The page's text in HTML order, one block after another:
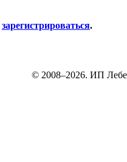
зарегистрироваться.
© 2008–2026. ИП